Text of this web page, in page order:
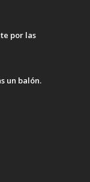
por las
un balón.